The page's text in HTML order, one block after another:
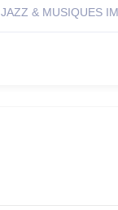
JAZZ & MUSIQUES